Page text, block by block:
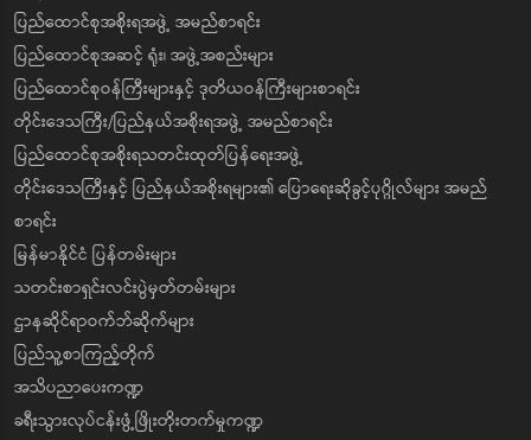
ပြည်ထောင်စုအစိုးရအဖွဲ့ အမည်စာရင်း
ပြည်ထောင်စုအဆင့် ရုံး၊ အဖွဲ့အစည်းများ
ပြည်ထောင်စုဝန်ကြီးများနှင့် ဒုတိယဝန်ကြီးများစာရင်း
တိုင်းဒေသကြီး/ပြည်နယ်အစိုးရအဖွဲ့ အမည်စာရင်း
ပြည်ထောင်စုအစိုးရသတင်းထုတ်ပြန်ရေးအဖွဲ့
တိုင်းဒေသကြီးနှင့် ပြည်နယ်အစိုးရများ၏ ပြောရေးဆိုခွင့်ပုဂ္ဂိုလ်များ အမည်
စာရင်း
မြန်မာနိုင်ငံ ပြန်တမ်းများ
သတင်းစာရှင်းလင်းပွဲမှတ်တမ်းများ
ဌာနဆိုင်ရာဝက်ဘ်ဆိုက်များ
ပြည်သူ့စာကြည့်တိုက်
အသိပညာပေးကဏ္ဍ
ခရီးသွားလုပ်ငန်းဖွံ့ဖြိုးတိုးတက်မှုကဏ္ဍ